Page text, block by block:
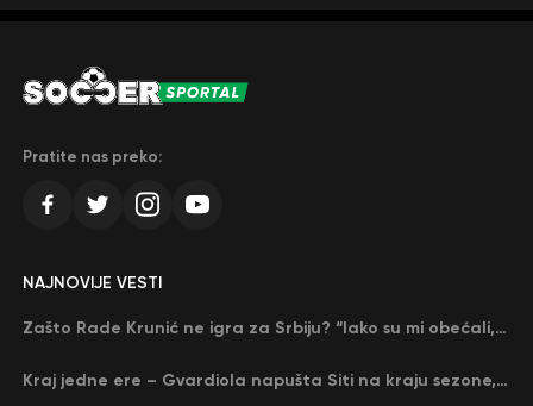
Pratite nas preko:
NAJNOVIJE VESTI
Zašto Rade Krunić ne igra za Srbiju? “Iako su mi obećali, niko me nije zvao…”
Kraj jedne ere – Gvardiola napušta Siti na kraju sezone, menja ga njegov nekadašnji rival